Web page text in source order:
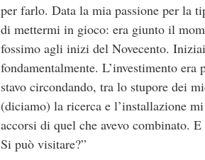
per farlo. Data la mia passione per la
di mettermi in gioco: era giunto il
fossimo agli inizi del Novecento.
fondamentalmente. L’investimento
stavo circondando, tra lo stupore dei
(diciamo) la ricerca e l’installazione
accorsi di quel che avevo combinato.
Si può visitare?”